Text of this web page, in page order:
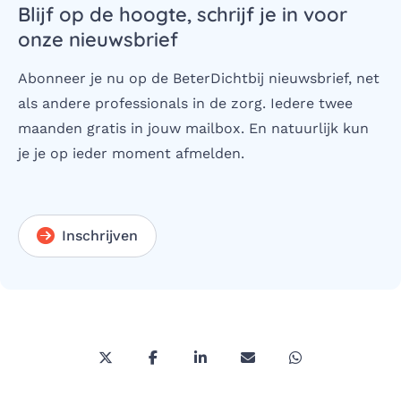
Blijf op de hoogte, schrijf je in voor
onze nieuwsbrief
Abonneer je nu op de BeterDichtbij nieuwsbrief, net
als andere professionals in de zorg. Iedere twee
maanden gratis in jouw mailbox. En natuurlijk kun
je je op ieder moment afmelden.
Inschrijven
Deel deze pagina via Twitter/X
Deel deze pagina op Facebook
Deel deze pagina op
Deel deze pagina via
Deel deze